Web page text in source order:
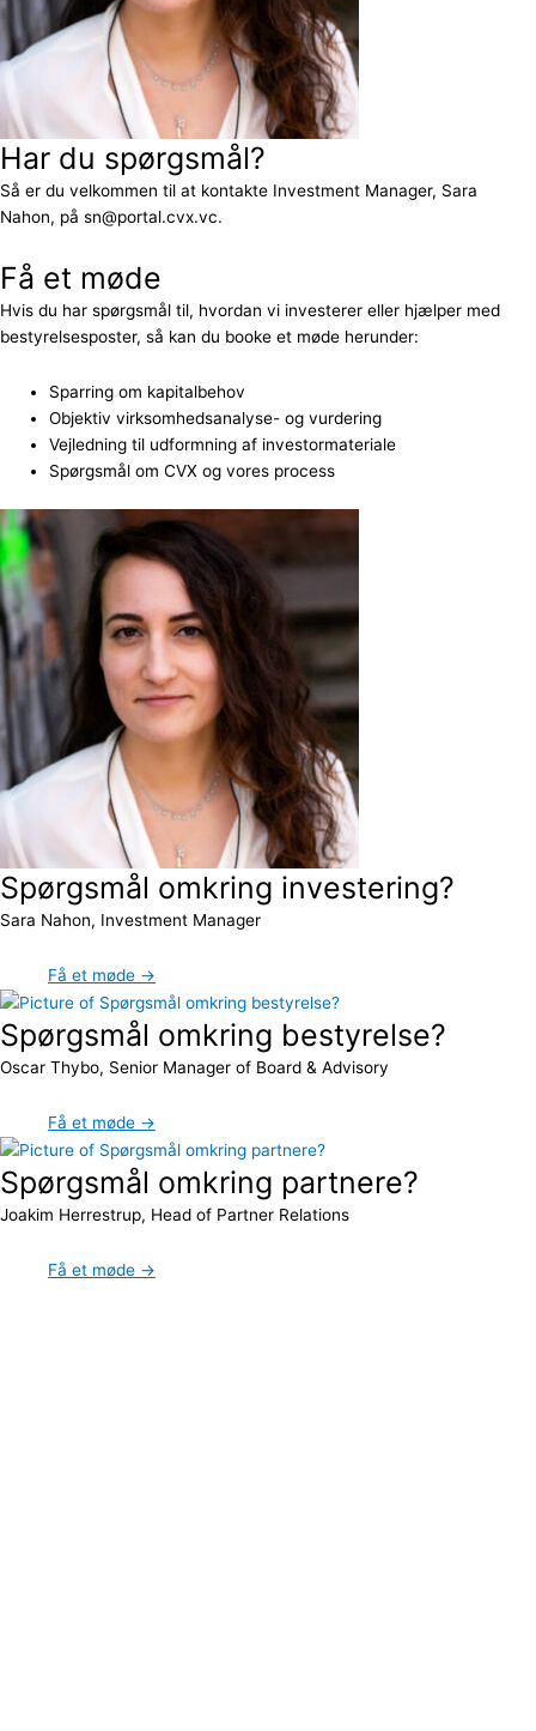
Har du spørgsmål?
Så er du velkommen til at kontakte Investment Manager, Sara
Nahon, på sn@portal.cvx.vc.
Få et møde
Hvis du har spørgsmål til, hvordan vi investerer eller hjælper med
bestyrelsesposter, så kan du booke et møde herunder:
Sparring om kapitalbehov
Objektiv virksomhedsanalyse- og vurdering
Vejledning til udformning af investormateriale
Spørgsmål om CVX og vores process
Spørgsmål omkring investering?
Sara Nahon, Investment Manager
Få et møde →
Spørgsmål omkring bestyrelse?
Oscar Thybo, Senior Manager of Board & Advisory
Få et møde →
Spørgsmål omkring partnere?
Joakim Herrestrup, Head of Partner Relations
Få et møde →